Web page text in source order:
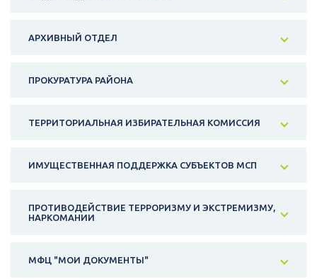
АРХИВНЫЙ ОТДЕЛ
ПРОКУРАТУРА РАЙОНА
ТЕРРИТОРИАЛЬНАЯ ИЗБИРАТЕЛЬНАЯ КОМИССИЯ
ИМУЩЕСТВЕННАЯ ПОДДЕРЖКА СУБЪЕКТОВ МСП
ПРОТИВОДЕЙСТВИЕ ТЕРРОРИЗМУ И ЭКСТРЕМИЗМУ,
НАРКОМАНИИ
МФЦ "МОИ ДОКУМЕНТЫ"